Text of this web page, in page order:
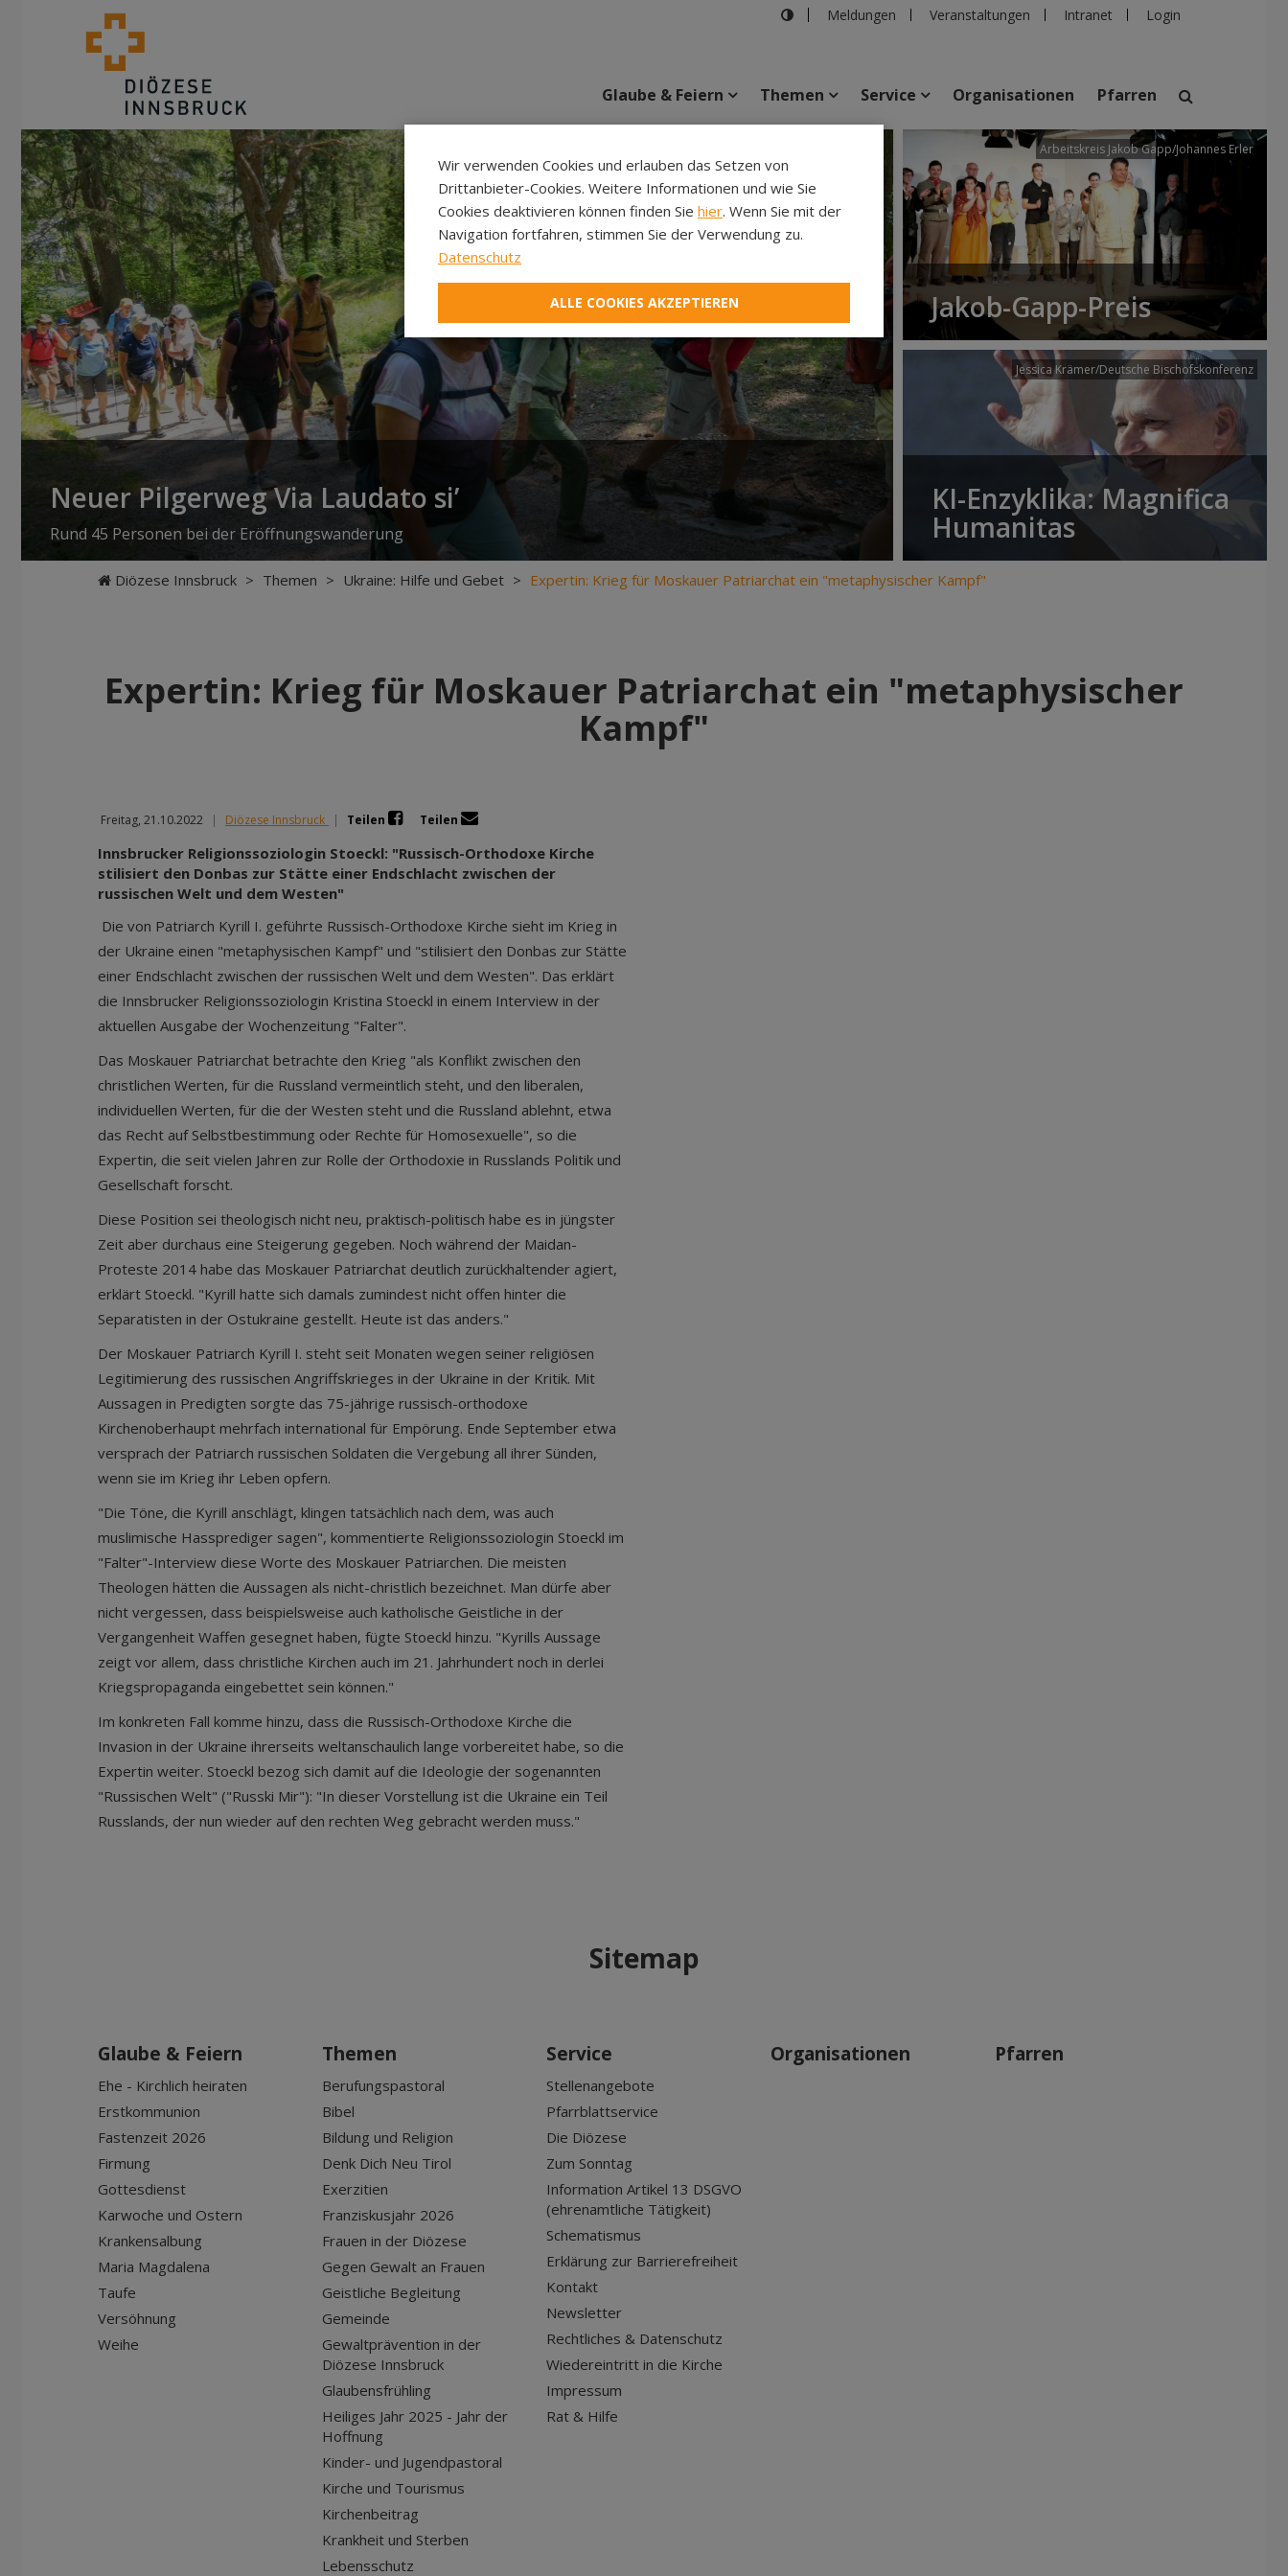
Meldungen Veranstaltungen Intranet Login
suchen
Veranstaltungen Personen Pfarren Einrichtungen
Glaube & Feiern Themen Service Organisationen Pfarren
Neuer Pilgerweg Via Laudato si’
Rund 45 Personen bei der Eröffnungswanderung
Arbeitskreis Jakob Gapp/Johannes Erler
Jakob-Gapp-Preis
Jessica Krämer/Deutsche Bischofskonferenz
KI-Enzyklika: Magnifica
Humanitas
Diözese Innsbruck > Themen > Ukraine: Hilfe und Gebet > Expertin: Krieg für Moskauer Patriarchat ein "metaphysischer Kampf"
Expertin: Krieg für Moskauer Patriarchat ein "metaphysischer
Kampf"
Freitag, 21.10.2022 | Diözese Innsbruck | Teilen Teilen
Innsbrucker Religionssoziologin Stoeckl: "Russisch-Orthodoxe Kirche
stilisiert den Donbas zur Stätte einer Endschlacht zwischen der
russischen Welt und dem Westen"
Die von Patriarch Kyrill I. geführte Russisch-Orthodoxe Kirche sieht im Krieg in
der Ukraine einen "metaphysischen Kampf" und "stilisiert den Donbas zur Stätte
einer Endschlacht zwischen der russischen Welt und dem Westen". Das erklärt
die Innsbrucker Religionssoziologin Kristina Stoeckl in einem Interview in der
aktuellen Ausgabe der Wochenzeitung "Falter".
Das Moskauer Patriarchat betrachte den Krieg "als Konflikt zwischen den
christlichen Werten, für die Russland vermeintlich steht, und den liberalen,
individuellen Werten, für die der Westen steht und die Russland ablehnt, etwa
das Recht auf Selbstbestimmung oder Rechte für Homosexuelle", so die
Expertin, die seit vielen Jahren zur Rolle der Orthodoxie in Russlands Politik und
Gesellschaft forscht.
Diese Position sei theologisch nicht neu, praktisch-politisch habe es in jüngster
Zeit aber durchaus eine Steigerung gegeben. Noch während der Maidan-
Proteste 2014 habe das Moskauer Patriarchat deutlich zurückhaltender agiert,
erklärt Stoeckl. "Kyrill hatte sich damals zumindest nicht offen hinter die
Separatisten in der Ostukraine gestellt. Heute ist das anders."
Der Moskauer Patriarch Kyrill I. steht seit Monaten wegen seiner religiösen
Legitimierung des russischen Angriffskrieges in der Ukraine in der Kritik. Mit
Aussagen in Predigten sorgte das 75-jährige russisch-orthodoxe
Kirchenoberhaupt mehrfach international für Empörung. Ende September etwa
versprach der Patriarch russischen Soldaten die Vergebung all ihrer Sünden,
wenn sie im Krieg ihr Leben opfern.
"Die Töne, die Kyrill anschlägt, klingen tatsächlich nach dem, was auch
muslimische Hassprediger sagen", kommentierte Religionssoziologin Stoeckl im
"Falter"-Interview diese Worte des Moskauer Patriarchen. Die meisten
Theologen hätten die Aussagen als nicht-christlich bezeichnet. Man dürfe aber
nicht vergessen, dass beispielsweise auch katholische Geistliche in der
Vergangenheit Waffen gesegnet haben, fügte Stoeckl hinzu. "Kyrills Aussage
zeigt vor allem, dass christliche Kirchen auch im 21. Jahrhundert noch in derlei
Kriegspropaganda eingebettet sein können."
Im konkreten Fall komme hinzu, dass die Russisch-Orthodoxe Kirche die
Invasion in der Ukraine ihrerseits weltanschaulich lange vorbereitet habe, so die
Expertin weiter. Stoeckl bezog sich damit auf die Ideologie der sogenannten
"Russischen Welt" ("Russki Mir"): "In dieser Vorstellung ist die Ukraine ein Teil
Russlands, der nun wieder auf den rechten Weg gebracht werden muss."
Sitemap
Glaube & Feiern
Ehe - Kirchlich heiraten
Erstkommunion
Fastenzeit 2026
Firmung
Gottesdienst
Karwoche und Ostern
Krankensalbung
Maria Magdalena
Taufe
Versöhnung
Weihe
Themen
Berufungspastoral
Bibel
Bildung und Religion
Denk Dich Neu Tirol
Exerzitien
Franziskusjahr 2026
Frauen in der Diözese
Gegen Gewalt an Frauen
Geistliche Begleitung
Gemeinde
Gewaltprävention in der
Diözese Innsbruck
Glaubensfrühling
Heiliges Jahr 2025 - Jahr der
Hoffnung
Kinder- und Jugendpastoral
Kirche und Tourismus
Kirchenbeitrag
Krankheit und Sterben
Lebensschutz
Service
Stellenangebote
Pfarrblattservice
Die Diözese
Zum Sonntag
Information Artikel 13 DSGVO
(ehrenamtliche Tätigkeit)
Schematismus
Erklärung zur Barrierefreiheit
Kontakt
Newsletter
Rechtliches & Datenschutz
Wiedereintritt in die Kirche
Impressum
Rat & Hilfe
Organisationen Pfarren
Wir verwenden Cookies und erlauben das Setzen von
Drittanbieter-Cookies. Weitere Informationen und wie Sie
Cookies deaktivieren können finden Sie hier. Wenn Sie mit der
Navigation fortfahren, stimmen Sie der Verwendung zu.
Datenschutz
ALLE COOKIES AKZEPTIEREN